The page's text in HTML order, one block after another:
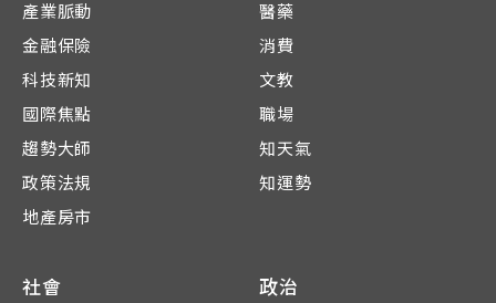
產業脈動
金融保險
科技新知
國際焦點
趨勢大師
政策法規
地產房市
醫藥
消費
文教
職場
知天氣
知運勢
社會 政治